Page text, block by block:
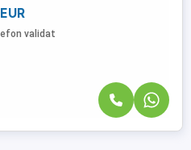
foarte ...
validat